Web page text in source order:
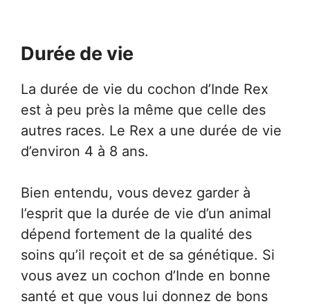
Durée de vie
La durée de vie du cochon d’Inde Rex
est à peu près la même que celle des
autres races. Le Rex a une durée de vie
d’environ 4 à 8 ans.
Bien entendu, vous devez garder à
l’esprit que la durée de vie d’un animal
dépend fortement de la qualité des
soins qu’il reçoit et de sa génétique. Si
vous avez un cochon d’Inde en bonne
santé et que vous lui donnez de bons